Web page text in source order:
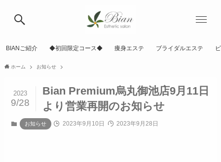
BIANご紹介 ◆初回限定コース◆ 痩身エステ ブライダルエステ
ホーム お知らせ
Bian Premium烏丸御池店9月11日
より営業再開のお知らせ
2023
9/28
お知らせ 2023年9月10日 2023年9月28日